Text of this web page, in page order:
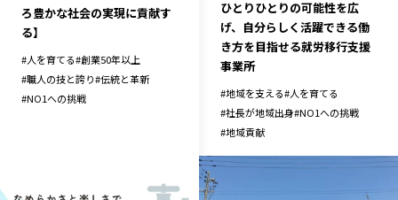
ろ豊かな社会の実現に貢献す
る】
#人を育てる#創業50年以上
#職人の技と誇り#伝統と革新
#NO1への挑戦
ひとりひとりの可能性を広
げ、自分らしく活躍できる働
き方を目指せる就労移行支援
事業所
#地域を支える#人を育てる
#社長が地域出身#NO1への挑戦
#地域貢献